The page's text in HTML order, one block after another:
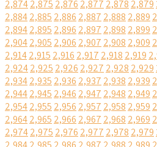
2,8742,875 2,876 2,877 2,878 2,879
2,8842,885 2,886 2,887 2,888 2,889
2,8942,895 2,896 2,897 2,898 2,899
2,9042,905 2,906 2,907 2,908 2,909
2,9142,915 2,916 2,917 2,918 2,919
2,9242,925 2,926 2,927 2,928 2,929
2,9342,935 2,936 2,937 2,938 2,939
2,9442,945 2,946 2,947 2,948 2,949
2,9542,955 2,956 2,957 2,958 2,959
2,9642,965 2,966 2,967 2,968 2,969
2,9742,975 2,976 2,977 2,978 2,979